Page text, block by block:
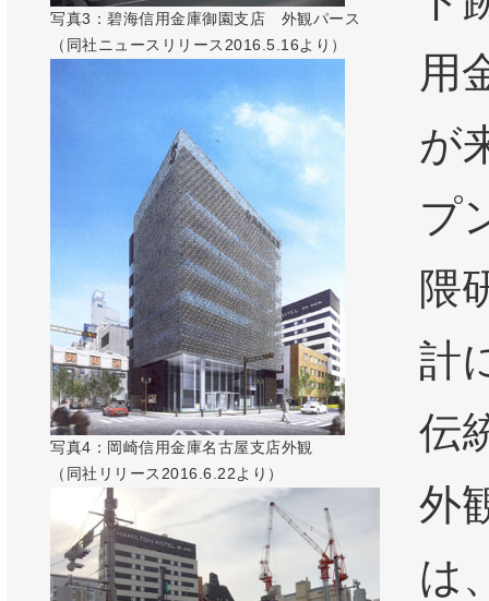
写真3：碧海信用金庫御園支店 外観パース
（同社ニュースリリース2016.5.16より）
写真4：岡崎信用金庫名古屋支店外観
（同社リリース2016.6.22より）
用
が
プ
隈
計
伝
外
は